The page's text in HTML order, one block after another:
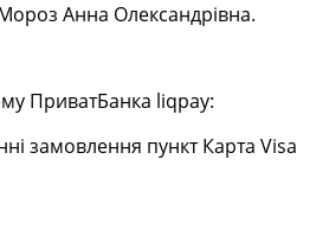
Анна Олександрівна.
ПриватБанка liqpay:
замовлення пункт Карта Visa